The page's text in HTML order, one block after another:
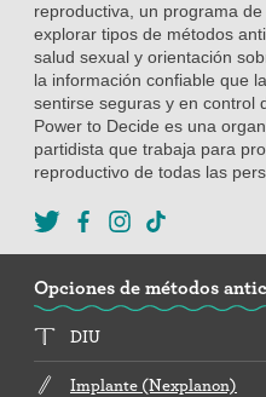
reproductiva, un programa
explorar tipos de métodos
salud sexual y orientación
la información confiable que
sentirse seguras y en control
Power to Decide es una
partidista que trabaja para
reproductivo de todas las
Opciones de métodos
DIU
Implante (Nexplanon)